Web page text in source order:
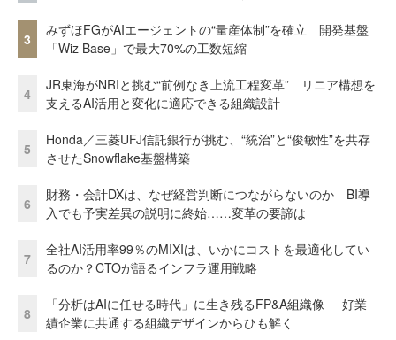
3
みずほFGがAIエージェントの“量産体制”を確立 開発基盤
「Wiz Base」で最大70%の工数短縮
4
JR東海がNRIと挑む“前例なき上流工程変革” リニア構想を
支えるAI活用と変化に適応できる組織設計
5
Honda／三菱UFJ信託銀行が挑む、“統治”と“俊敏性”を共存
させたSnowflake基盤構築
6
財務・会計DXは、なぜ経営判断につながらないのか BI導
入でも予実差異の説明に終始……変革の要諦は
7
全社AI活用率99％のMIXIは、いかにコストを最適化してい
るのか？CTOが語るインフラ運用戦略
8
「分析はAIに任せる時代」に生き残るFP&A組織像──好業
績企業に共通する組織デザインからひも解く